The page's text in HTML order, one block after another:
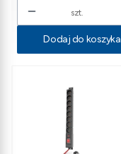
szt.
Dodaj do koszyka